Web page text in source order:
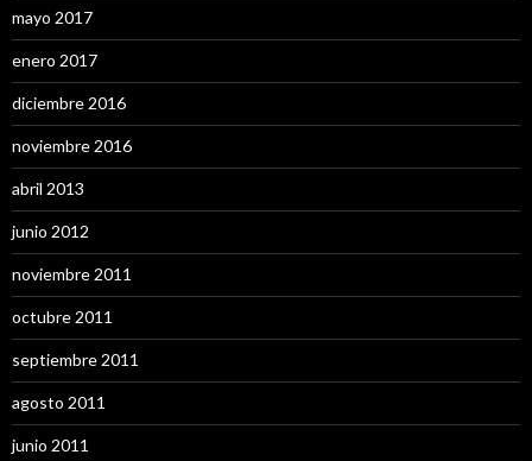
mayo 2017
enero 2017
diciembre 2016
noviembre 2016
abril 2013
junio 2012
noviembre 2011
octubre 2011
septiembre 2011
agosto 2011
junio 2011